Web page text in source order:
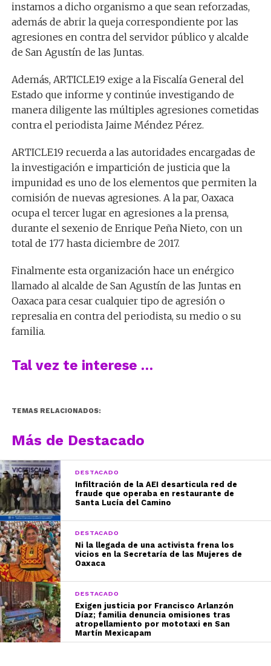
instamos a dicho organismo a que sean reforzadas,
además de abrir la queja correspondiente por las
agresiones en contra del servidor público y alcalde
de San Agustín de las Juntas.
Además, ARTICLE19 exige a la Fiscalía General del
Estado que informe y continúe investigando de
manera diligente las múltiples agresiones cometidas
contra el periodista Jaime Méndez Pérez.
ARTICLE19 recuerda a las autoridades encargadas de
la investigación e impartición de justicia que la
impunidad es uno de los elementos que permiten la
comisión de nuevas agresiones. A la par, Oaxaca
ocupa el tercer lugar en agresiones a la prensa,
durante el sexenio de Enrique Peña Nieto, con un
total de 177 hasta diciembre de 2017.
Finalmente esta organización hace un enérgico
llamado al alcalde de San Agustín de las Juntas en
Oaxaca para cesar cualquier tipo de agresión o
represalia en contra del periodista, su medio o su
familia.
Tal vez te interese …
TEMAS RELACIONADOS:
Más de Destacado
DESTACADO
Infiltración de la AEI desarticula red de
fraude que operaba en restaurante de
Santa Lucía del Camino
DESTACADO
Ni la llegada de una activista frena los
vicios en la Secretaría de las Mujeres de
Oaxaca
DESTACADO
Exigen justicia por Francisco Arlanzón
Díaz; familia denuncia omisiones tras
atropellamiento por mototaxi en San
Martín Mexicapam